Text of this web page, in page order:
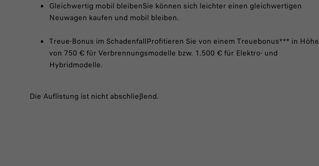
Gleichwertig mobil bleibenSie können sich leichter einen gleichwertigen
Neuwagen kaufen und mobil bleiben.
Treue-Bonus im SchadenfallProfitieren Sie von einem Treuebonus*** in Höhe
von 750 € für Verbrennungsmodelle bzw. 1.500 € für Elektro- und
Hybridmodelle.
Die Auflistung ist nicht abschließend.